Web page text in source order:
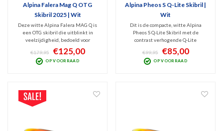
Alpina Falera Mag Q OTG
Skibril 2025 | Wit
Deze witte Alpina Falera MAG Q is
een OTG skibril die uitblinkt in
veelzijdigheid, bedoeld voor
wintersporters die zich graag
voorbereiden op wisselende
weersomstandigheden. V.v. handig,
€179,95 €125,00
OP VOORRAAD
Alpina Pheos S Q-Lite Skibril |
Wit
Dit is de compacte, witte Alpina
Pheos S Q-Lite Skibril met de
contrast verhogende Q-Lite
Mandarin Mirror lens (Cat. 2). Deze
spiegellens filtert de schadelijk UV
100% en blokt Infrarode straling.
€99,95 €85,00
OP VOORRAAD